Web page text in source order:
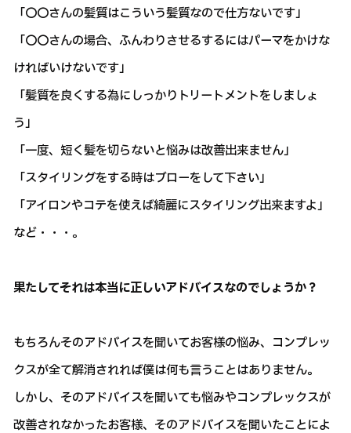
「〇〇さんの髪質はこういう髪質なので仕方ないです」
「〇〇さんの場合、ふんわりさせるするにはパーマをかけな
ければいけないです」
「髪質を良くする為にしっかりトリートメントをしましょ
う」
「一度、短く髪を切らないと悩みは改善出来ません」
「スタイリングをする時はブローをして下さい」
「アイロンやコテを使えば綺麗にスタイリング出来ますよ」
など・・・。
果たしてそれは本当に正しいアドバイスなのでしょうか？
もちろんそのアドバイスを聞いてお客様の悩み、コンプレッ
クスが全て解消されれば僕は何も言うことはありません。
しかし、そのアドバイスを聞いても悩みやコンプレックスが
改善されなかったお客様、そのアドバイスを聞いたことによ